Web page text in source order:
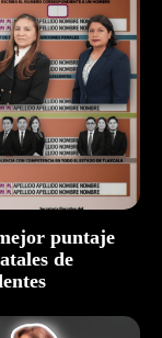
puntaje
de